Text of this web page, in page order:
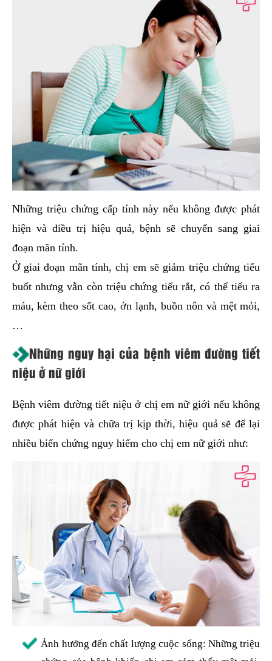
Những triệu chứng cấp tính này nếu không được phát
hiện và điều trị hiệu quả, bệnh sẽ chuyển sang giai
đoạn mãn tính.
Ở giai đoạn mãn tính, chị em sẽ giảm triệu chứng tiểu
buốt nhưng vẫn còn triệu chứng tiểu rắt, có thể tiểu ra
máu, kèm theo sốt cao, ớn lạnh, buồn nôn và mệt mỏi,
…
Những nguy hại của bệnh viêm đường tiết
niệu ở nữ giới
Bệnh viêm đường tiết niệu ở chị em nữ giới nếu không
được phát hiện và chữa trị kịp thời, hiệu quả sẽ để lại
nhiều biến chứng nguy hiểm cho chị em nữ giới như:
Ảnh hưởng đến chất lượng cuộc sống: Những triệu